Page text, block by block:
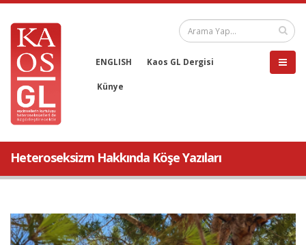
ENGLISH Kaos GL Dergisi
Künye
Heteroseksizm Hakkında Köşe Yazıları